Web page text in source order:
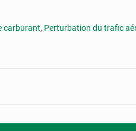
carburant, Perturbation du trafic